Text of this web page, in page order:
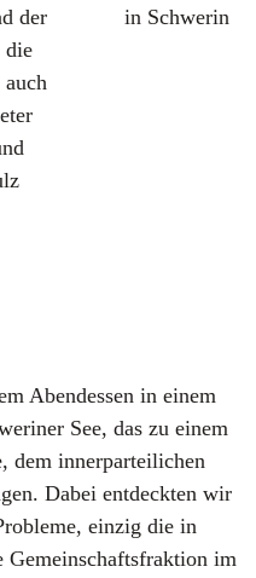
der
die
in Schwerin
Abendessen in einem
See, das zu einem
dem innerparteilichen
Dabei entdeckten wir
einzig die in
Gemeinschaftsfraktion im